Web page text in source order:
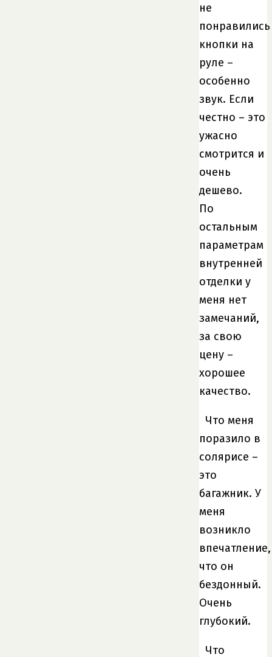
не
понравились
кнопки на
руле –
особенно
звук. Если
честно – это
ужасно
смотрится и
очень
дешево.
По
остальным
параметрам
внутренней
отделки у
меня нет
замечаний,
за свою
цену –
хорошее
качество.
Что меня
поразило в
солярисе –
это
багажник. У
меня
возникло
впечатление,
что он
бездонный.
Очень
глубокий.
Что